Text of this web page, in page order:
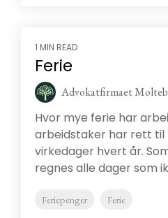
1 MIN READ
Ferie
Advokatfirmaet
Hvor mye ferie har
arbeidstaker har rett til
virkedager hvert år.
regnes alle dager som
Feriepenger Ferie